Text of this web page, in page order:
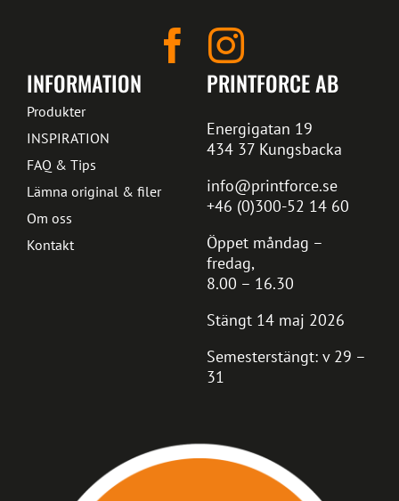
PRINTFORCE AB
Energigatan 19
434 37 Kungsbacka
info@printforce.se
+46 (0)300-52 14 60
Öppet måndag –
fredag,
8.00 – 16.30
Stängt 14 maj 2026
Semesterstängt: v 29 –
31
INFORMATION
Produkter
INSPIRATION
FAQ & Tips
Lämna original & filer
Om oss
Kontakt